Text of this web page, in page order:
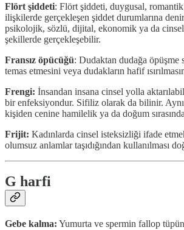
Flört şiddeti: Flört şiddeti, duygusal,
ilişkilerde gerçekleşen şiddet durumlarına
psikolojik, sözlü, dijital, ekonomik ya da
şekillerde gerçekleşebilir.
Fransız öpücüğü: Dudaktan dudağa öpüşme
temas etmesini veya dudakların hafif
Frengi: İnsandan insana cinsel yolla
bir enfeksiyondur. Sifiliz olarak da bilinir.
kişiden cenine hamilelik ya da doğum
Frijit: Kadınlarda cinsel isteksizliği ifade
olumsuz anlamlar taşıdığından kullanılması
G harfi
Gebe kalma: Yumurta ve spermin fallop